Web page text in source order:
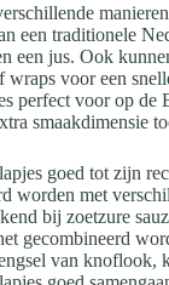
een traditionele
een jus. Ook
voor een
perfect voor op de
smaakdimensie
goed tot zijn
worden met
bij zoetzure
gecombineerd
van knoflook,